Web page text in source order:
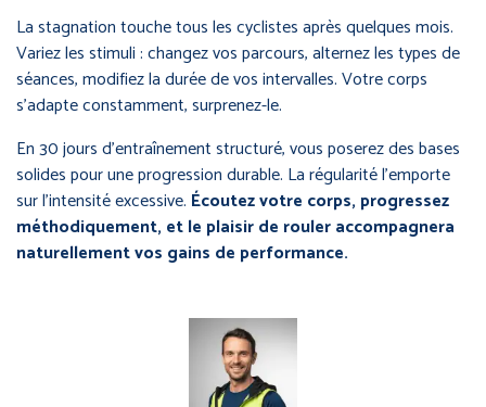
La stagnation touche tous les cyclistes après quelques mois.
Variez les stimuli : changez vos parcours, alternez les types de
séances, modifiez la durée de vos intervalles. Votre corps
s’adapte constamment, surprenez-le.
En 30 jours d’entraînement structuré, vous poserez des bases
solides pour une progression durable. La régularité l’emporte
sur l’intensité excessive. Écoutez votre corps, progressez
méthodiquement, et le plaisir de rouler accompagnera
naturellement vos gains de performance.